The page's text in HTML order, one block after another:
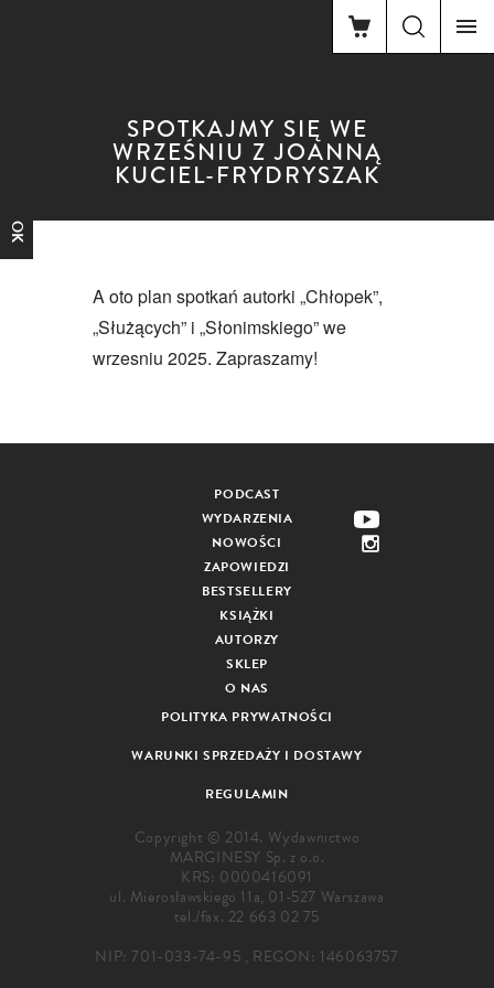
SPOTKAJMY SIĘ WE
WRZEŚNIU Z JOANNĄ
KUCIEL-FRYDRYSZAK
FACEBOOK
A oto plan spotkań autorki „Chłopek”,
„Służących” i „Słonimskiego” we
wrzesniu 2025. Zapraszamy!
PODCAST
WYDARZENIA
NOWOŚCI
ZAPOWIEDZI
BESTSELLERY
KSIĄŻKI
AUTORZY
SKLEP
O NAS
POLITYKA PRYWATNOŚCI
WARUNKI SPRZEDAŻY I DOSTAWY
REGULAMIN
Copyright © 2014. Wydawnictwo
MARGINESY Sp. z o.o.
KRS: 0000416091
ul. Mierosławskiego 11a, 01-527 Warszawa
tel./fax. 22 663 02 75
NIP: 701-033-74-95 , REGON: 146063757